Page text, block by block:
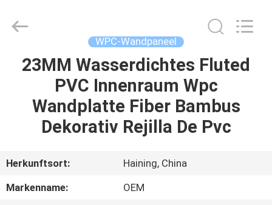
HAUS
PRODUKTE
UNS
Material
CO.,LTD.
Reserved.
WPC-Wandpaneel
23MM Wasserdichtes Fluted
PVC Innenraum Wpc
Wandplatte Fiber Bambus
Dekorativ Rejilla De Pvc
Herkunftsort:
Haining, China
Markenname:
OEM